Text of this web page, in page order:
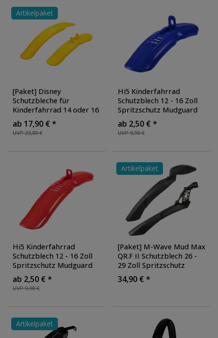
Farbe: rot
Artikelpaket
[Paket] Disney
Schutzbleche für
Kinderfahrrad 14 oder 16
Zoll Spritzschutz für
Fahrrad Schutzblech Set
Ausführung: vorne und
UVP 23,80 €
ab 17,90 € *
Hi5 Kinderfahrrad
Schutzblech 12 - 16 Zoll
Spritzschutz Mudguard
Schmutzfänger
Fahrradschutzblech
Steckschutzblech Set
blau
UVP 9,90 €
ab 2,50 € *
Hi5 Kinderfahrrad
Schutzblech 12 - 16 Zoll
Spritzschutz Mudguard
Schmutzfänger
Fahrradschutzblech
Steckschutzblech Set
rot
UVP 9,90 €
ab 2,50 € *
Artikelpaket
[Paket] M-Wave Mud Max
QR.F II Schutzblech 26 -
29 Zoll Spritzschutz
Mudguard
Schmutzfänger
Ausführung: vorne und
34,90 € *
Artikelpaket